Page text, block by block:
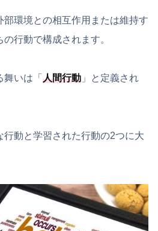
部環境との相互作用または維持す
行動で構成されます。
いは「 人間行動 」と定義され
行動と学習された行動の2つに大